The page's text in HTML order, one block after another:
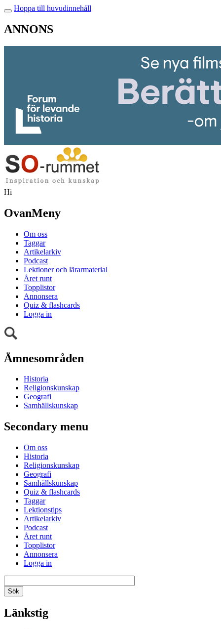
Hoppa till huvudinnehåll
ANNONS
Hi
OvanMeny
Om oss
Taggar
Artikelarkiv
Podcast
Lektioner och lärarmaterial
Året runt
Topplistor
Annonsera
Quiz & flashcards
Logga in
Ämnesområden
Historia
Religionskunskap
Geografi
Samhällskunskap
Secondary menu
Om oss
Historia
Religionskunskap
Geografi
Samhällskunskap
Quiz & flashcards
Taggar
Lektionstips
Artikelarkiv
Podcast
Året runt
Topplistor
Annonsera
Logga in
Länkstig